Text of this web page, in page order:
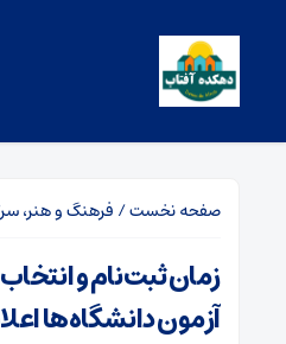
صفحه نخست/ فرهنگ و هنر،
زمان ثبت‌نام و
آزمون دانشگاه‌ها